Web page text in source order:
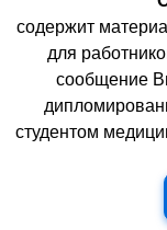
содержит
для
сообщение
студентом